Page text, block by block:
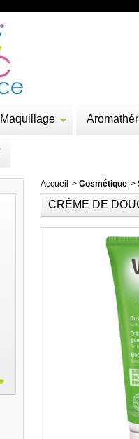
Maquillage
Accueil > Cosmétique >
CRÈME DE